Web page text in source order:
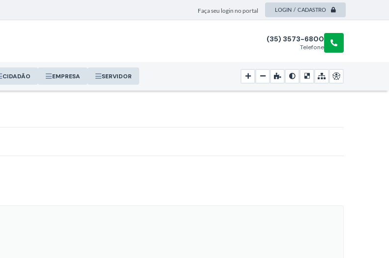
Faça seu login no portal LOGIN / CADASTRO
CIDADÃO EMPRESA SERVIDOR
Telefone
(35) 3573-6800